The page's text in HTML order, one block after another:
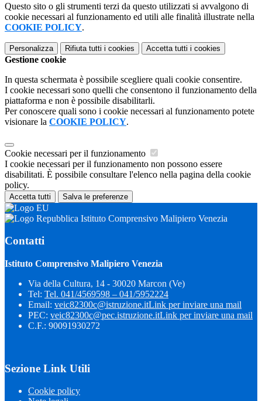
Questo sito o gli strumenti terzi da questo utilizzati si avvalgono di
cookie necessari al funzionamento ed utili alle finalità illustrate nella
COOKIE POLICY.
Personalizza Rifiuta tutti i cookies Accetta tutti i cookies
Gestione cookie
In questa schermata è possibile scegliere quali cookie consentire.
I cookie necessari sono quelli che consentono il funzionamento della
piattaforma e non è possibile disabilitarli.
Per conoscere quali sono i cookie necessari al funzionamento potete
visionare la COOKIE POLICY.
Cookie necessari per il funzionamento
I cookie necessari per il funzionamento non possono essere
disabilitati. È possibile consultare l'elenco nella pagina della cookie
policy.
Accetta tutti Salva le preferenze
Istituto Comprensivo Malipiero Venezia
Contatti
Istituto Comprensivo Malipiero Venezia
Via della Cultura, 14 - 30020 Marcon (Ve)
Tel: Tel. 041/4569598 – 041/5952224
Email: veic82300c@istruzione.itLink per inviare una mail
PEC: veic82300c@pec.istruzione.itLink per inviare una mail
C.F.: 90091930272
Sezione Link Utili
Cookie policy